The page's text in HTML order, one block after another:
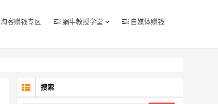
淘客赚钱专区 蜗牛教授学堂 自媒体赚钱
搜索